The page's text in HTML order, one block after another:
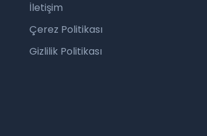
İletişim
Çerez Politikası
Gizlilik Politikası